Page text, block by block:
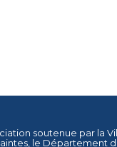
soutenue par la
, le Département